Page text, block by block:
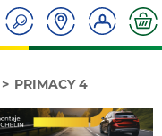
PRIMACY 4